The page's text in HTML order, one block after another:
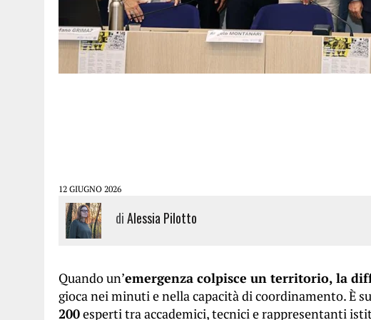
12 GIUGNO 2026
diAlessia Pilotto
Quando un’emergenza colpisce un territorio, la
gioca nei minuti e nella capacità di coordinamento. È
200esperti tra accademici, tecnici e rappresentanti